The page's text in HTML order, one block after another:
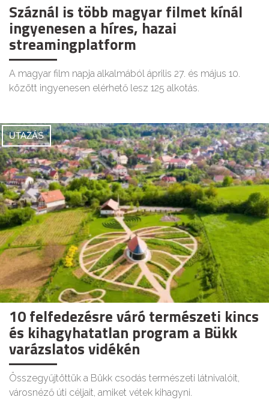
Száznál is több magyar filmet kínál
ingyenesen a híres, hazai
streamingplatform
A magyar film napja alkalmából április 27. és május 10.
között ingyenesen elérhető lesz 125 alkotás.
UTAZÁS
10 felfedezésre váró természeti kincs
és kihagyhatatlan program a Bükk
varázslatos vidékén
Összegyűjtöttük a Bükk csodás természeti látnivalóit,
városnéző úti céljait, amiket vétek kihagyni.